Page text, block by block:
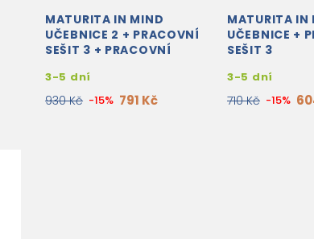
MATURITA IN MIND
UČEBNICE 2 + PRACOVNÍ
SEŠIT 3 + PRACOVNÍ
3-5 dní
930 Kč -15% 791 Kč
MATURITA IN
UČEBNICE +
SEŠIT 3
3-5 dní
710 Kč -15%